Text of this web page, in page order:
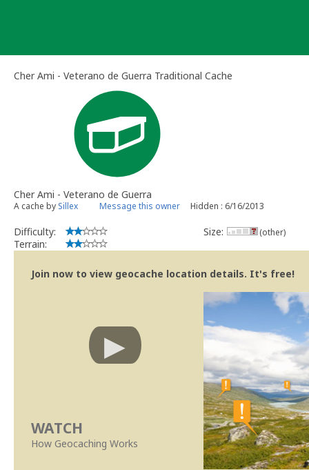
Cher Ami - Veterano de Guerra Traditional Cache
Cher Ami - Veterano de Guerra
A cache by Sillex Message this owner Hidden : 6/16/2013
Difficulty:
Terrain:
Size: (other)
Join now to view geocache location details. It's free!
WATCH
How Geocaching Works